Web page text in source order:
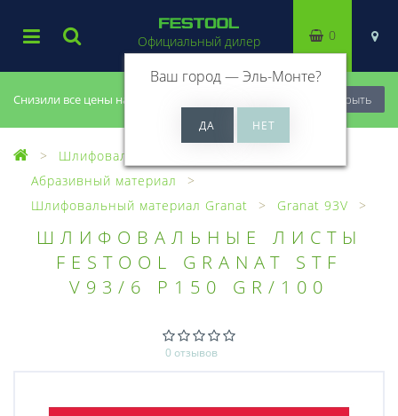
Снизили все цены на 20%, успей купить! Закрыть
Официальный дилер
Ваш город —Эль-Монте?
0
Шлифовальный материал
Абразивный материал
Шлифовальный материал Granat
Granat 93V
ШЛИФОВАЛЬНЫЕ ЛИСТЫ
FESTOOL GRANAT STF
V93/6 P150 GR/100
0 отзывов